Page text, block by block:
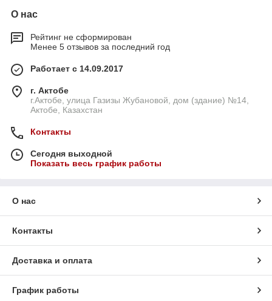
О нас
Рейтинг не сформирован
Менее 5 отзывов за последний год
Работает с 14.09.2017
г. Актобе
г.Актобе, улица Газизы Жубановой, дом (здание) №14,
Актобе, Казахстан
Контакты
Сегодня выходной
Показать весь график работы
О нас
Контакты
Доставка и оплата
График работы